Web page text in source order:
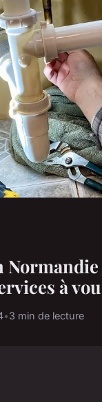
Normandie
à
•3 min de lecture